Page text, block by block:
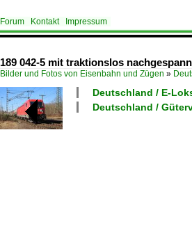
Forum Kontakt Impressum
189 042-5 mit traktionslos
Bilder und Fotos von Eisenbahn und Zügen »
Deutschland / E-
Deutschland /